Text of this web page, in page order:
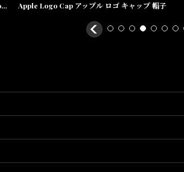
× Mastermind Skull Cap マスターマインド スカル キャップ ハット 帽子 Brown ブラウン Apple Logo Cap アップル ロゴ キャップ 帽子